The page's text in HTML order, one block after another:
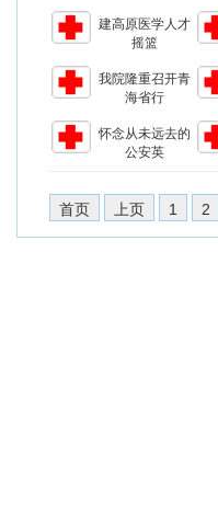
建高原医学人才
摇篮
我院隆重召开青
海省行
怀念从未远去的
公安英
首页 上页 1 2